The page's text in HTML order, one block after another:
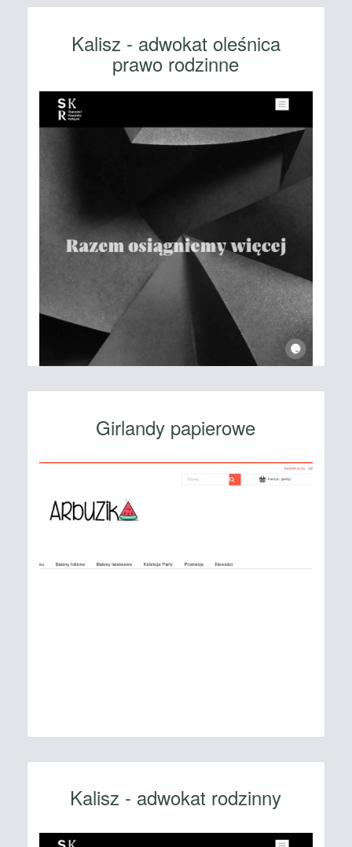
Kalisz - adwokat oleśnica
prawo rodzinne
Girlandy papierowe
Kalisz - adwokat rodzinny